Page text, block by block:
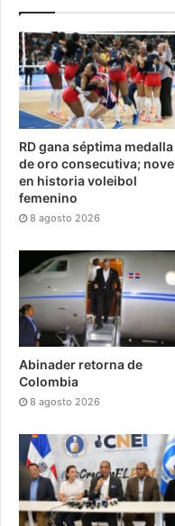
RD gana séptima medalla
de oro consecutiva;
en historia voleibol
femenino
8 agosto 2026
Abinader retorna de
Colombia
8 agosto 2026